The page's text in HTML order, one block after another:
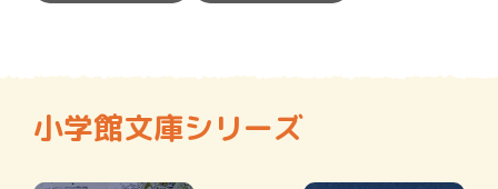
小学館文庫シリーズ